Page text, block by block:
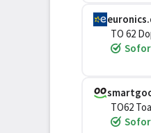
TO 62
TO62